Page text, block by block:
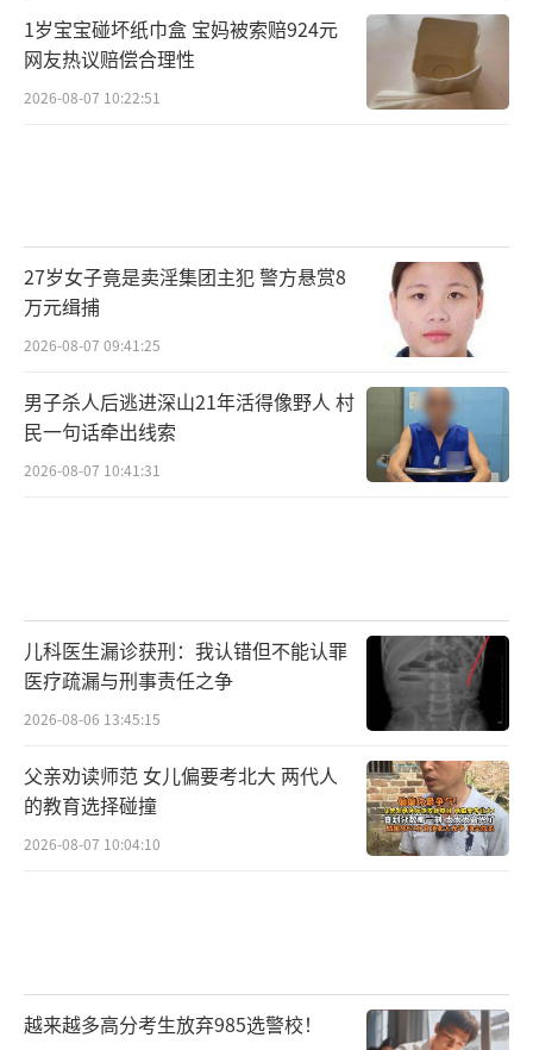
1岁宝宝碰坏纸巾盒 宝妈被索赔924元
网友热议赔偿合理性
2026-08-07 10:22:51
27岁女子竟是卖淫集团主犯 警方悬赏8
万元缉捕
2026-08-07 09:41:25
男子杀人后逃进深山21年活得像野人 村
民一句话牵出线索
2026-08-07 10:41:31
儿科医生漏诊获刑：我认错但不能认罪
医疗疏漏与刑事责任之争
2026-08-06 13:45:15
父亲劝读师范 女儿偏要考北大 两代人
的教育选择碰撞
2026-08-07 10:04:10
越来越多高分考生放弃985选警校！